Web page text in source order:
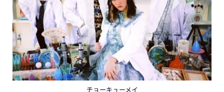
チョーキューメイ